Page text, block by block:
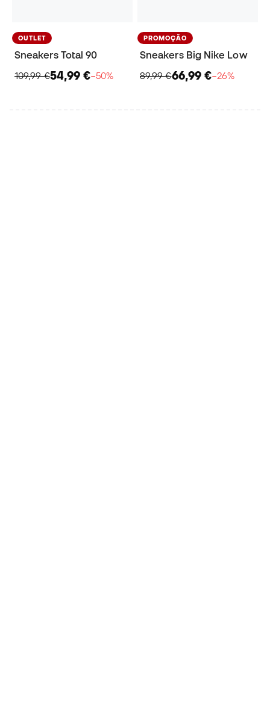
OUTLET
Sneakers Total 90
109,99 €54,99 €−50%
PROMOÇÃO
Sneakers Big Nike Low
89,99 €66,99 €−26%